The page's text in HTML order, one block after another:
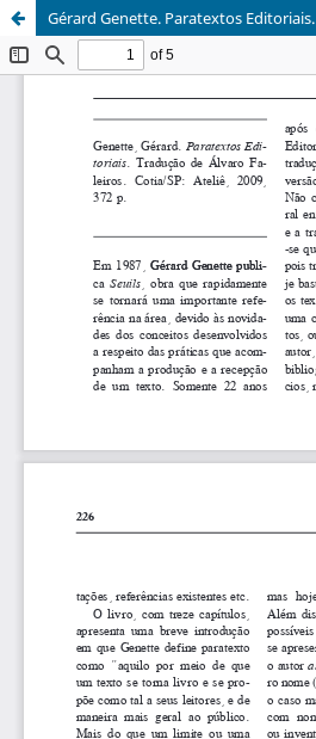
Gérard Genette. Paratextos Editoriais.